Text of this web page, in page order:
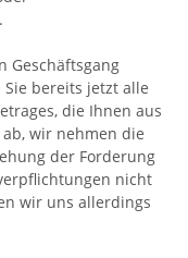
Geschäftsgang
bereits jetzt alle
die Ihnen aus
wir nehmen die
der Forderung
nicht
wir uns allerdings